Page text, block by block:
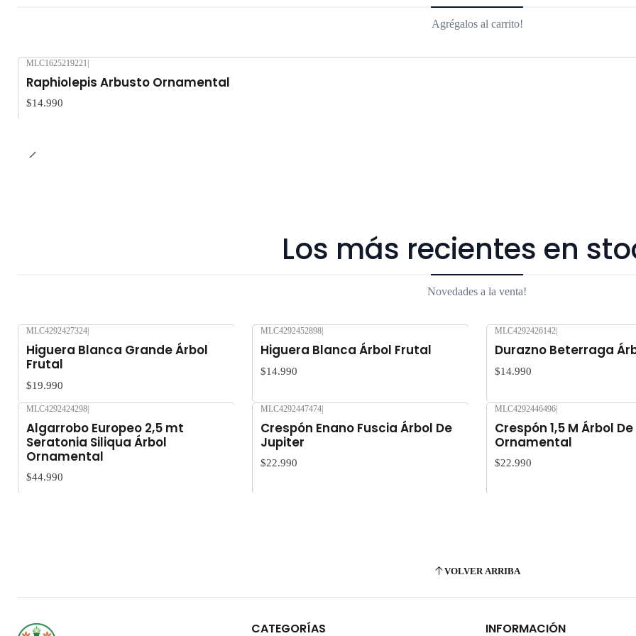
Agrégalos al carrito!
MLC1625219221|
Raphiolepis Arbusto Ornamental
$14.990
Los más recientes en
Novedades a la venta!
MLC4292427324
Higuera Blanca Grande Árbol
Frutal
$19.990
MLC4292452898
Higuera Blanca Árbol Frutal
$14.990
MLC4292426142
Durazno Beterraga
$14.990
MLC4292424298|
Algarrobo Europeo 2,5 mt
Seratonia Siliqua Árbol
Ornamental
$44.990
MLC4292447474|
Crespón Enano Fuscia Árbol De
Jupiter
$22.990
MLC4292446496|
Crespón 1,5 M Árbol
Ornamental
$22.990
VOLVER ARRIBA
CATEGORÍAS INFORMACIÓN